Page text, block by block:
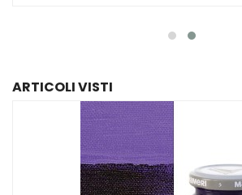
ARTICOLI VISTI